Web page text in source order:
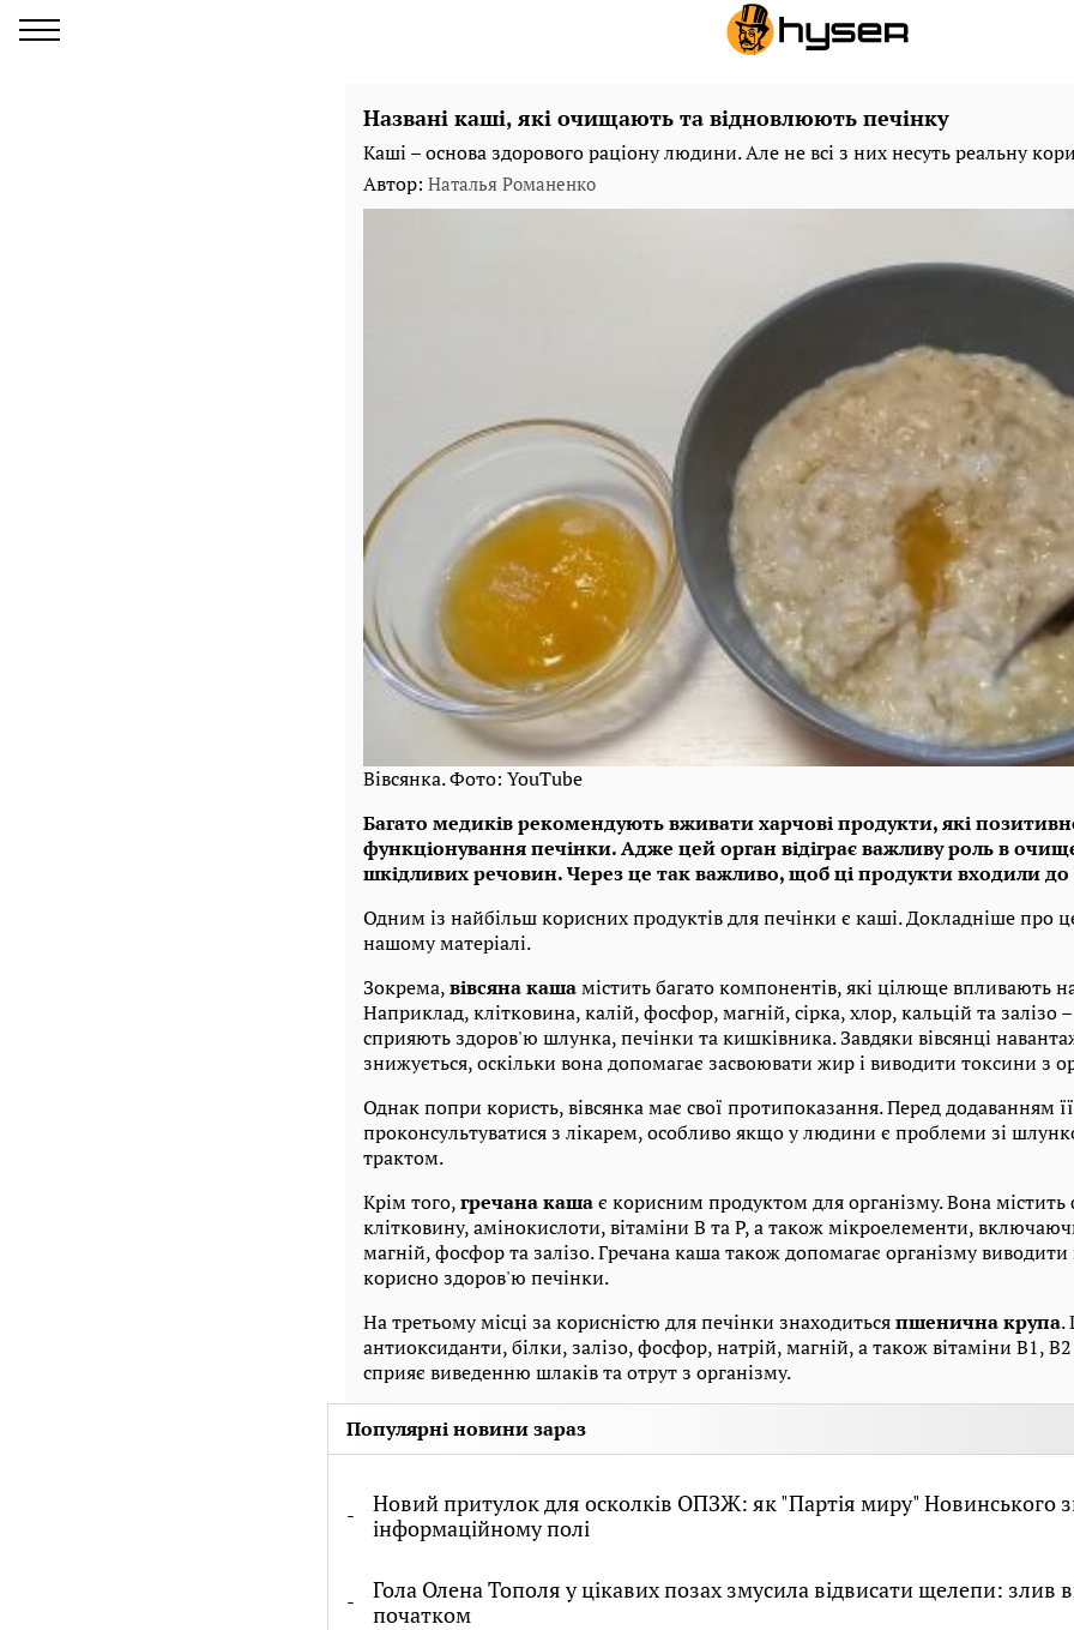
Названі каші, які очищають та відновлюють печінку
Каші – основа здорового раціону людини. Але не всі з них несуть реальну
Автор: Наталья Романенко
Вівсянка. Фото: YouTube
Багато медиків рекомендують вживати харчові продукти, які
функціонування печінки. Адже цей орган відіграє важливу роль в
шкідливих речовин. Через це так важливо, щоб ці продукти входили
Одним із найбільш корисних продуктів для печінки є каші. Докладніше про
нашому матеріалі.
Зокрема,вівсяна кашамістить багато компонентів, які цілюще впливають
Наприклад, клітковина, калій, фосфор, магній, сірка, хлор, кальцій та залізо
сприяють здоров'ю шлунка, печінки та кишківника. Завдяки вівсянці
знижується, оскільки вона допомагає засвоювати жир і виводити токсини з
Однак попри користь, вівсянка має свої протипоказання. Перед додаванням її
проконсультуватися з лікарем, особливо якщо у людини є проблеми зі
трактом.
Крім того,гречана кашає корисним продуктом для організму. Вона містить
клітковину, амінокислоти, вітаміни В та Р, а також мікроелементи,
магній, фосфор та залізо. Гречана каша також допомагає організму
корисно здоров'ю печінки.
На третьому місці за корисністю для печінки знаходитьсяпшенична крупа.
антиоксиданти, білки, залізо, фосфор, натрій, магній, а також вітаміни В1,
сприяє виведенню шлаків та отрут з організму.
Популярні новини зараз
Новий притулок для осколків ОПЗЖ: як "Партія миру" Новинського
інформаційному полі
Гола Олена Тополя у цікавих позах змусила відвисати щелепи: злив
початком